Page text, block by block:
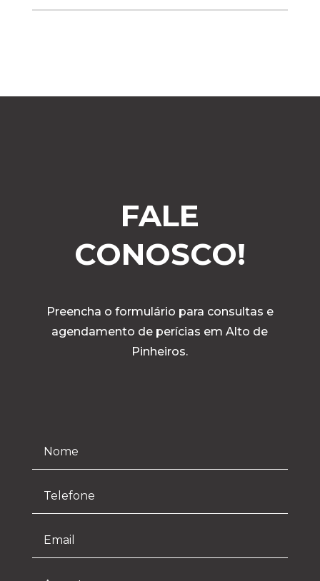
FALE
CONOSCO!
Preencha o formulário para consultas e
agendamento de perícias em Alto de
Pinheiros.